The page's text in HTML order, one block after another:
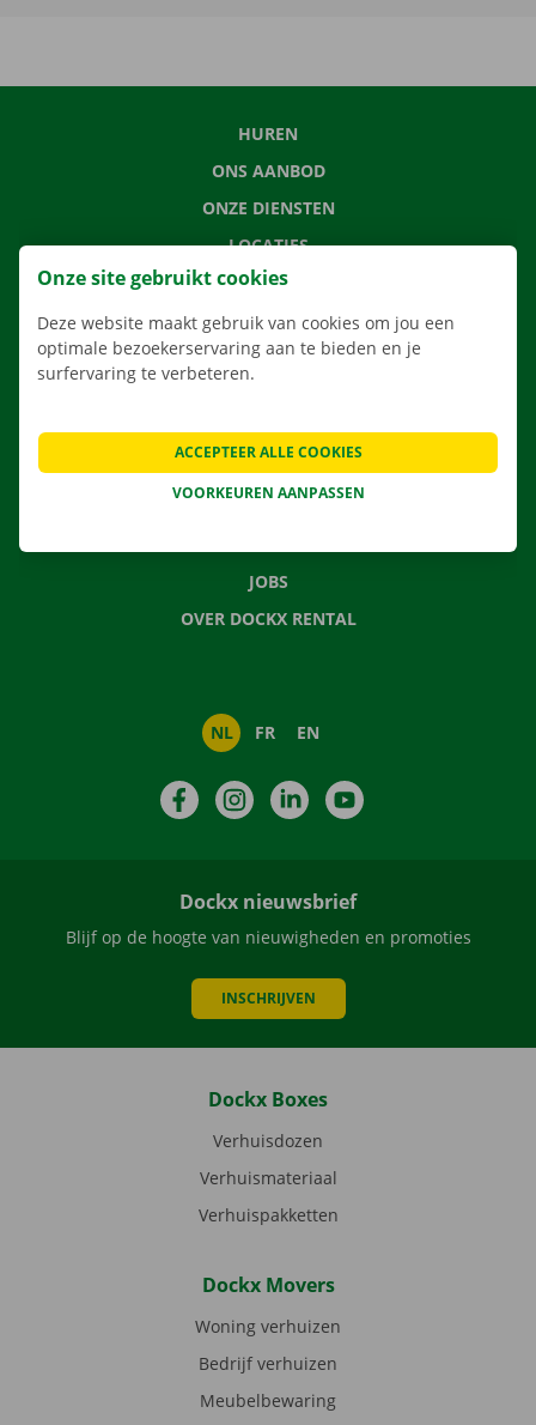
HUREN
ONS AANBOD
ONZE DIENSTEN
LOCATIES
APP
VERHUISOPLOSSINGEN
CONTACTEER ONS
VEELGESTELDE VRAGEN
JOBS
OVER DOCKX RENTAL
NL FR EN
FacebookInstagramLinkedIn
Dockx nieuwsbrief
Blijf op de hoogte van nieuwigheden en promoties
INSCHRIJVEN
Dockx Boxes
Verhuisdozen
Verhuismateriaal
Verhuispakketten
Dockx Movers
Woning verhuizen
Bedrijf verhuizen
Meubelbewaring
Onze site gebruikt cookies
Deze website maakt gebruik van cookies om jou een
optimale bezoekerservaring aan te bieden en je
surfervaring te verbeteren.
VOORKEUREN AANPASSEN
ACCEPTEER ALLE COOKIES